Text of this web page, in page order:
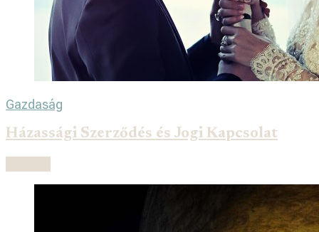
Gazdaság
Házassági Szerződés és Jogi Kapcsolat